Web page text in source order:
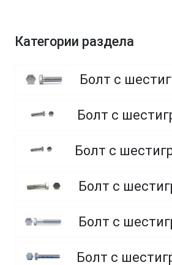
Категории раздела